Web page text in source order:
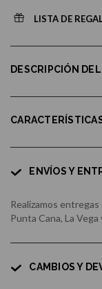
LISTA DE
DESCRIPCIÓN
ENVÍOS Y
Realizamos
Punta Cana, La Vega
CAMBIOS Y